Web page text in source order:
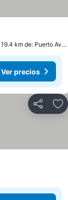
Playa del Carmen, a 19.4 km de: Puerto Aventuras
Ver precios
Compartir